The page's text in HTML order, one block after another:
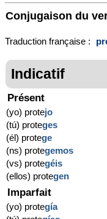
Conjugaison du
Traduction française :
Indicatif
Présent
(yo) protejo
(tú) proteges
(él) protege
(ns) protegemos
(vs) protegéis
(ellos) protegen
Imparfait
(yo) protegía